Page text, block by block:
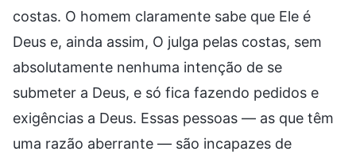
costas. O homem claramente sabe que Ele é
Deus e, ainda assim, O julga pelas costas, sem
absolutamente nenhuma intenção de se
submeter a Deus, e só fica fazendo pedidos e
exigências a Deus. Essas pessoas — as que têm
uma razão aberrante — são incapazes de